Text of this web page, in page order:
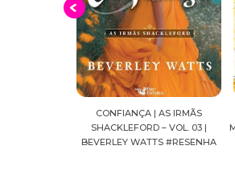
DIÁRIOS DE UMA APOTECÁRIA |
MANGÁ, VOL.04 | NATSU HYUUGA